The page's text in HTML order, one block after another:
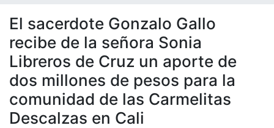
El sacerdote Gonzalo Gallo
recibe de la señora Sonia
Libreros de Cruz un aporte de
dos millones de pesos para la
comunidad de las Carmelitas
Descalzas en Cali